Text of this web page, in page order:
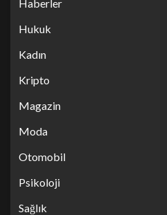
Haberler
Hukuk
Kadın
Kripto
Magazin
Moda
Otomobil
Psikoloji
Sağlık